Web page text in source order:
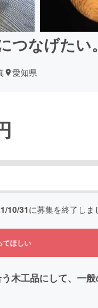
つなげたい
愛知県
10/31に募集を終了しま
てほしい
木工品にして、一